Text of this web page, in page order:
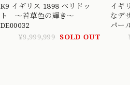
K9 イギリス 1898 ペリドッ
ト 〜若草色の輝き〜
DE00032
¥9,999,999 SOLD OUT
イギ
なデ
パー
ス